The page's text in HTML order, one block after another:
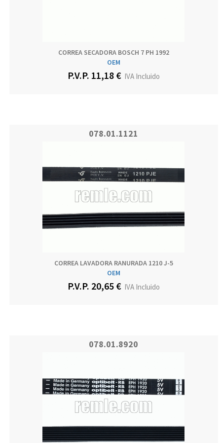
CORREA SECADORA BOSCH 7 PH 1992
OEM
P.V.P. 11,18 €IVA Incluido
078.01.1121
CORREA LAVADORA RANURADA 1210 J-5
OEM
P.V.P. 20,65 €IVA Incluido
078.01.8920